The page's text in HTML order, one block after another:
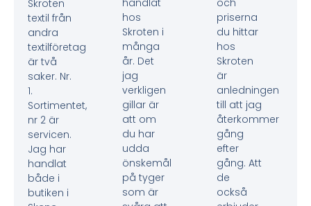
Skroten
textil från
andra
textilföretag
är två
saker. Nr.
1.
Sortimentet,
nr 2 är
servicen.
Jag har
handlat
både i
butiken i
hos
Skroten i
många
år. Det
jag
verkligen
gillar är
att om
du har
udda
önskemål
på tyger
som är
priserna
du hittar
hos
Skroten
är
anledningen
till att jag
återkommer
gång
efter
gång. Att
de
också